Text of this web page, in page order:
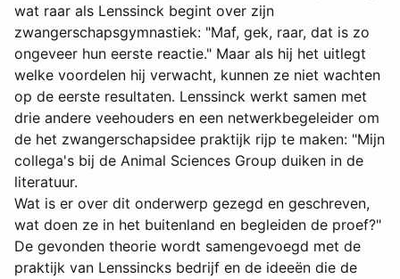
wat raar als Lenssinck begint over zijn
zwangerschapsgymnastiek: "Maf, gek, raar, dat is zo
ongeveer hun eerste reactie." Maar als hij het uitlegt
welke voordelen hij verwacht, kunnen ze niet wachten
op de eerste resultaten. Lenssinck werkt samen met
drie andere veehouders en een netwerkbegeleider om
de het zwangerschapsidee praktijk rijp te maken: "Mijn
collega's bij de Animal Sciences Group duiken in de
literatuur.
Wat is er over dit onderwerp gezegd en geschreven,
wat doen ze in het buitenland en begleiden de proef?"
De gevonden theorie wordt samengevoegd met de
praktijk van Lenssincks bedrijf en de ideeën die de